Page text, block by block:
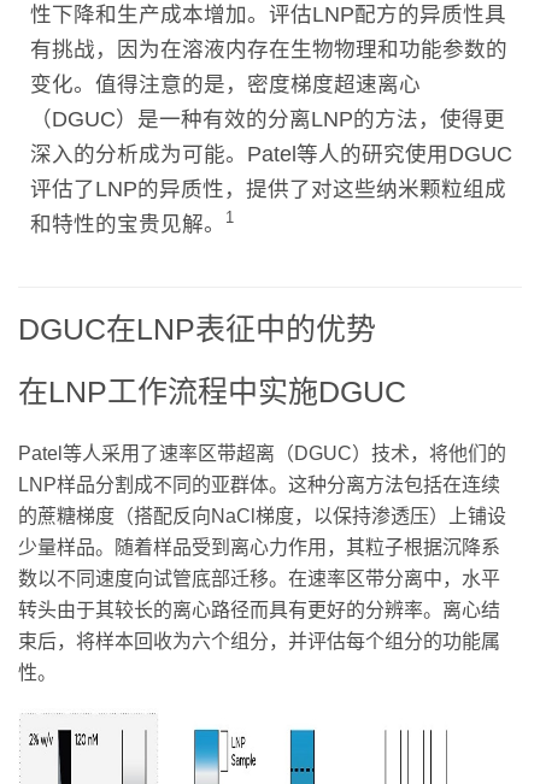
性下降和生产成本增加。评估LNP配方的异质性具
有挑战，因为在溶液内存在生物物理和功能参数的
变化。值得注意的是，密度梯度超速离心
（DGUC）是一种有效的分离LNP的方法，使得更
深入的分析成为可能。Patel等人的研究使用DGUC
评估了LNP的异质性，提供了对这些纳米颗粒组成
和特性的宝贵见解。
1
DGUC在LNP表征中的优势
在LNP工作流程中实施DGUC
Patel等人采用了速率区带超离（DGUC）技术，将他们的
LNP样品分割成不同的亚群体。这种分离方法包括在连续
的蔗糖梯度（搭配反向NaCl梯度，以保持渗透压）上铺设
少量样品。随着样品受到离心力作用，其粒子根据沉降系
数以不同速度向试管底部迁移。在速率区带分离中，水平
转头由于其较长的离心路径而具有更好的分辨率。离心结
束后，将样本回收为六个组分，并评估每个组分的功能属
性。